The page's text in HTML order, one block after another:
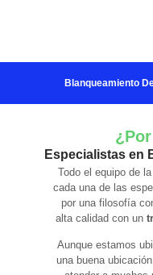
Blanqueamiento
Especialistas en
Todo el equipo de
cada una de las
por una filosofía
alta calidad con un
Aunque estamos
una buena